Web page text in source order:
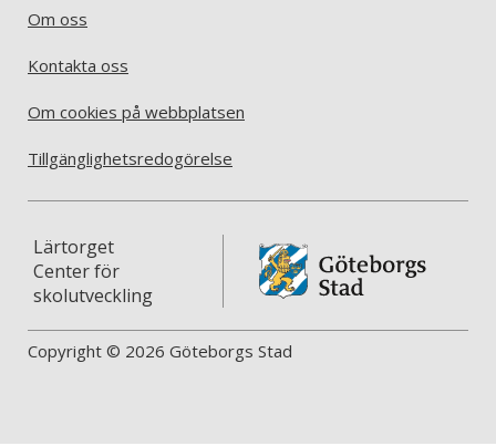
Om oss
Kontakta oss
Om cookies på webbplatsen
Tillgänglighetsredogörelse
Lärtorget
Center för
skolutveckling
Copyright © 2026 Göteborgs Stad